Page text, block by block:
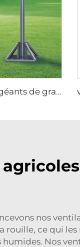
Fabrication de ventilateurs géants de grand diamètre 16ft 5m, à grand volume et faible vitesse, type ventilateur sur colonne
nos
rouille, ce qui
Nos